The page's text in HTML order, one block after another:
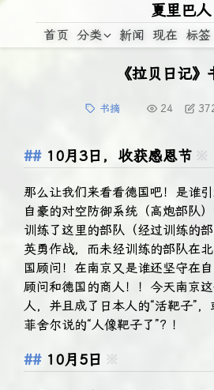
夏里巴人
首页 分类 新闻 现在 标签
《拉贝日记》
书摘 24
10月3日，收获感恩节
那么让我们来看看德国吧！是谁
自豪的对空防御系统（高炮部队
训练了这里的部队（经过训练的
英勇作战，而未经训练的部队在
国顾问！在南京又是谁还坚守在
顾问和德国的商人！！今天南京
人，并且成了日本人的“活靶子”
菲舍尔说的“人像靶子了”? ！
10月5日